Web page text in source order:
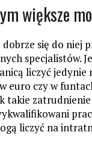
większe
się do niej
specjalistów.
liczyć
euro czy w
takie
liczyć na